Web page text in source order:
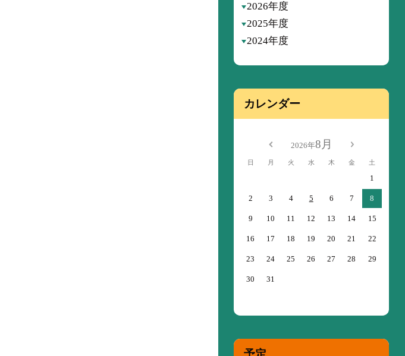
2026年度
2025年度
2024年度
カレンダー
2026年8月
日 月 火 水 木 金 土
1
2 3 4 5 6 7 8
9 10 11 12 13 14 15
16 17 18 19 20 21 22
23 24 25 26 27 28 29
30 31